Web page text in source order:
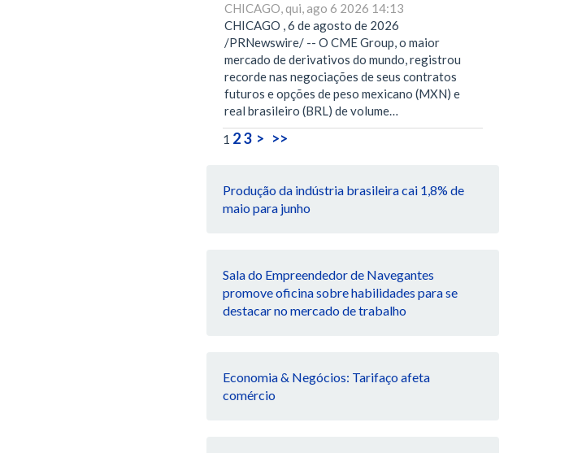
CHICAGO, qui, ago 6 2026 14:13
CHICAGO , 6 de agosto de 2026
/PRNewswire/ -- O CME Group, o maior
mercado de derivativos do mundo, registrou
recorde nas negociações de seus contratos
futuros e opções de peso mexicano (MXN) e
real brasileiro (BRL) de volume…
1 23 > >>
Produção da indústria brasileira cai 1,8% de
maio para junho
Sala do Empreendedor de Navegantes
promove oficina sobre habilidades para se
destacar no mercado de trabalho
Economia & Negócios: Tarifaço afeta
comércio